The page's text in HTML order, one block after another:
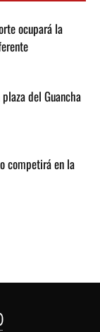
ocupará la
del Guancha
competirá en la